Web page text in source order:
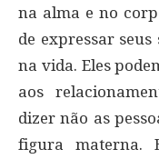
na alma e no
de expressar
na vida. Eles
aos
dizer não as
figura materna.